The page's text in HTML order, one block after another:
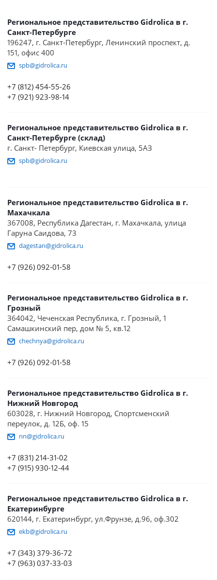
Региональное представительство Gidrolica в г.
Санкт-Петербурге
196247, г. Санкт-Петербург, Ленинский проспект, д.
151, офис 400
spb@gidrolica.ru
+7 (812) 454-55-26
+7 (921) 923-98-14
Региональное представительство Gidrolica в г.
Санкт-Петербурге (склад)
г. Санкт- Петербург, Киевская улица, 5АЗ
spb@gidrolica.ru
Региональное представительство Gidrolica в г.
Махачкала
367008, Республика Дагестан, г. Махачкала, улица
Гаруна Саидова, 73
dagestan@gidrolica.ru
+7 (926) 092-01-58
Региональное представительство Gidrolica в г.
Грозный
364042, Чеченская Республика, г. Грозный, 1
Самашкинский пер, дом № 5, кв.12
chechnya@gidrolica.ru
+7 (926) 092-01-58
Региональное представительство Gidrolica в г.
Нижний Новгород
603028, г. Нижний Новгород, Спортсменский
переулок, д. 12Б, оф. 15
nn@gidrolica.ru
+7 (831) 214-31-02
+7 (915) 930-12-44
Региональное представительство Gidrolica в г.
Екатеринбурге
620144, г. Екатеринбург, ул.Фрунзе, д.96, оф.302
ekb@gidrolica.ru
+7 (343) 379-36-72
+7 (963) 037-33-03